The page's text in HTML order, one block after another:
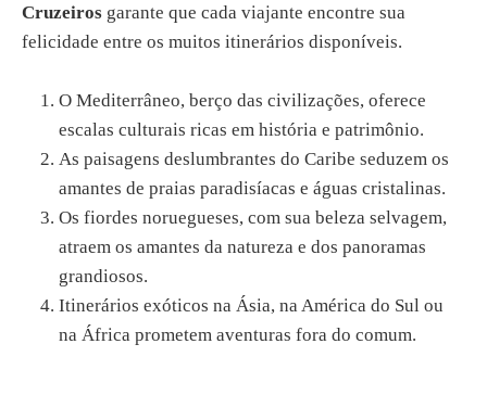
Cruzeiros garante que cada viajante encontre sua
felicidade entre os muitos itinerários disponíveis.
O Mediterrâneo, berço das civilizações, oferece
escalas culturais ricas em história e patrimônio.
As paisagens deslumbrantes do Caribe seduzem os
amantes de praias paradisíacas e águas cristalinas.
Os fiordes noruegueses, com sua beleza selvagem,
atraem os amantes da natureza e dos panoramas
grandiosos.
Itinerários exóticos na Ásia, na América do Sul ou
na África prometem aventuras fora do comum.